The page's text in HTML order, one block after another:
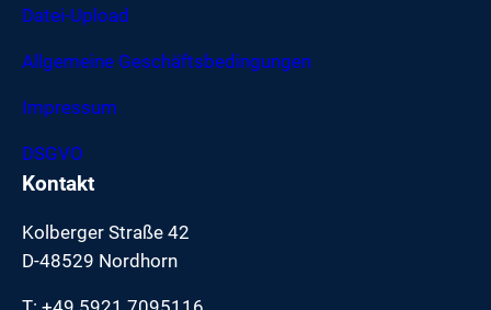
Datei-Upload
Allgemeine Geschäftsbedingungen
Impressum
DSGVO
Kontakt
Kolberger Straße 42
D-48529 Nordhorn